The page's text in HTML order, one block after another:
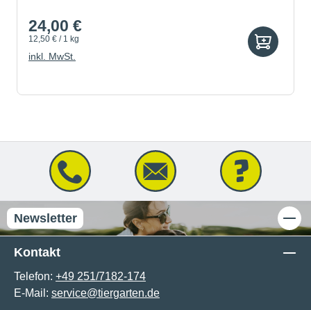
24,00 €
12,50 € / 1 kg
inkl. MwSt.
Newsletter
Kontakt
Telefon: +49 251/7182-174
E-Mail: service@tiergarten.de